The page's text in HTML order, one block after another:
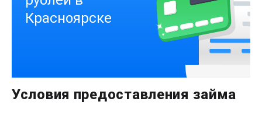
Деньги на здоровье
Условия предоставления займа